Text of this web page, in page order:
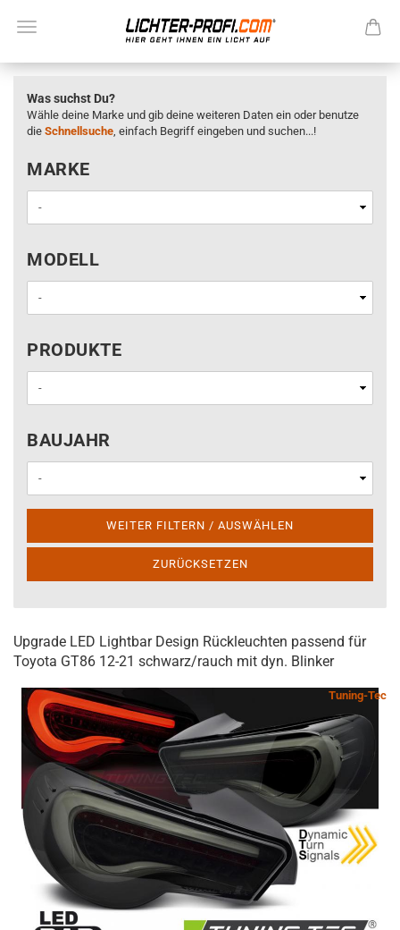
Was suchst Du?
Wähle deine Marke und gib deine weiteren Daten ein oder benutze
die Schnellsuche, einfach Begriff eingeben und suchen...!
MARKE
MARKE
MODELL
MODELL
PRODUKTE
PRODUKTE
BAUJAHR
BAUJAHR
WEITER FILTERN / AUSWÄHLEN
ZURÜCKSETZEN
Upgrade LED Lightbar Design Rückleuchten passend für
Toyota GT86 12-21 schwarz/rauch mit dyn. Blinker
Tuning-Tec